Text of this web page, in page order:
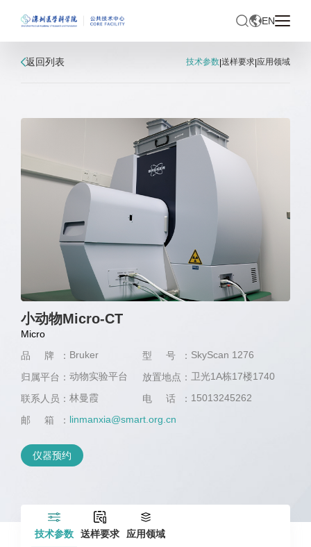
EN
返回列表 技术参数|送样要求|应用领域
小动物Micro-CT
Micro
品 牌： Bruker 型 号： SkyScan 1276
归属平台： 动物实验平台 放置地点： 卫光1A栋17楼1740
联系人员： 林曼霞 电 话： 15013245262
邮 箱： linmanxia@smart.org.cn
仪器预约
技术参数 送样要求 应用领域